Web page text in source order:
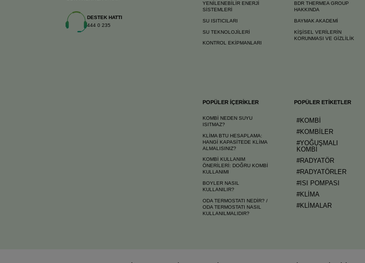
DESTEK HATTI
444 0 235
YENİLENEBİLİR ENERJİ
SİSTEMLERİ
SU ISITICILARI
SU TEKNOLOJİLERİ
KONTROL EKİPMANLARI
POPÜLER İÇERİKLER
KOMBİ NEDEN SUYU
ISITMAZ?
KLİMA BTU HESAPLAMA:
HANGİ KAPASİTEDE KLİMA
ALMALISINIZ?
KOMBİ KULLANIM
ÖNERİLERİ: DOĞRU KOMBİ
KULLANIMI
BOYLER NASIL
KULLANILIR?
ODA TERMOSTATI NEDİR? /
ODA TERMOSTATI NASIL
KULLANILMALIDIR?
BDR THERMEA GROUP
HAKKINDA
BAYMAK AKADEMİ
KİŞİSEL VERİLERİN
KORUNMASI VE GİZLİLİK
POPÜLER ETİKETLER
#KOMBİ
#KOMBİLER
#YOĞUŞMALI
KOMBİ
#RADYATÖR
#RADYATÖRLER
#ISI POMPASI
#KLİMA
#KLİMALAR